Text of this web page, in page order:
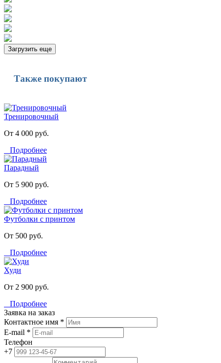
Загрузить еще
Также покупают
Тренировочный
От 4 000 руб.
Подробнее
Парадный
От 5 900 руб.
Подробнее
Футболки с принтом
От 500 руб.
Подробнее
Худи
От 2 900 руб.
Подробнее
Заявка на заказ
Контактное имя *
E-mail *
Телефон
+7